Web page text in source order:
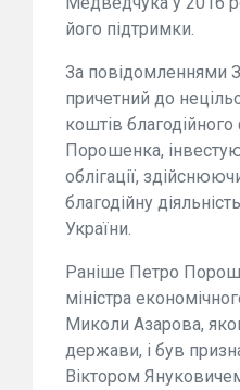
його підтримки.
За повідомленнями
причетний до
коштів
Порошенка,
облігації,
благодійну
України.
Раніше Петро
міністра
Миколи Азарова,
держави, і був
Віктором